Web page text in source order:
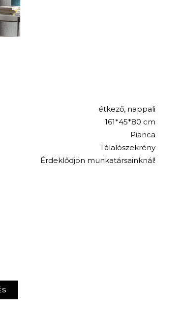
étkező, nappali
161*45*80 cm
Pianca
Tálalószekrény
Érdeklődjön munkatársainknál!